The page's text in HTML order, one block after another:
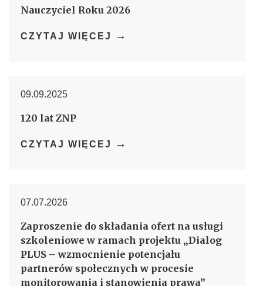
Nauczyciel Roku 2026
CZYTAJ WIĘCEJ →
09.09.2025
120 lat ZNP
CZYTAJ WIĘCEJ →
07.07.2026
Zaproszenie do składania ofert na usługi
szkoleniowe w ramach projektu „Dialog
PLUS – wzmocnienie potencjału
partnerów społecznych w procesie
monitorowania i stanowienia prawa”